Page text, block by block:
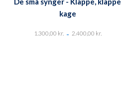
kage
1.300,00 kr. - 2.400,00 kr.